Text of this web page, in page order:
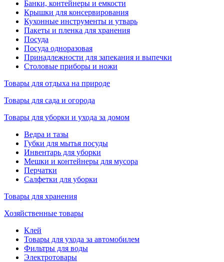
Банки, контейнеры и емкости
Крышки для консервирования
Кухонные инструменты и утварь
Пакеты и пленка для хранения
Посуда
Посуда одноразовая
Принадлежности для запекания и выпечки
Столовые приборы и ножи
Товары для отдыха на природе
Товары для сада и огорода
Товары для уборки и ухода за домом
Ведра и тазы
Губки для мытья посуды
Инвентарь для уборки
Мешки и контейнеры для мусора
Перчатки
Салфетки для уборки
Товары для хранения
Хозяйственные товары
Клей
Товары для ухода за автомобилем
Фильтры для воды
Электротовары